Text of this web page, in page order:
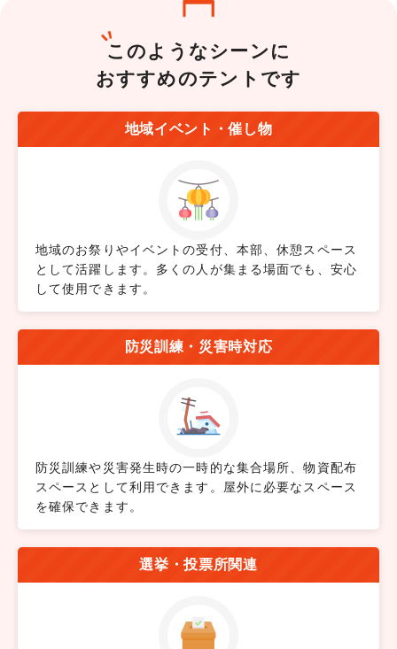
このようなシーンに
おすすめのテントです
地域イベント・催し物
地域のお祭りやイベントの受付、本部、休憩スペース
として活躍します。多くの人が集まる場面でも、安心
して使用できます。
防災訓練・災害時対応
防災訓練や災害発生時の一時的な集合場所、物資配布
スペースとして利用できます。屋外に必要なスペース
を確保できます。
選挙・投票所関連